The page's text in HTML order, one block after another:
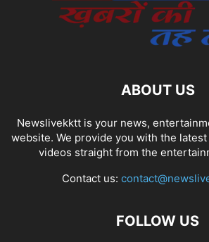
ABOUT US
Newslivekktt is your news,
website. We provide you with the
videos straight from the
Contact us:
FOLLOW US